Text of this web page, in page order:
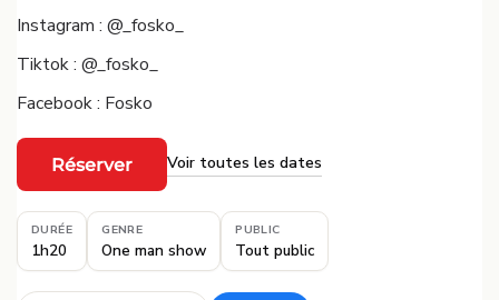
Instagram : @_fosko_
Tiktok : @_fosko_
Facebook : Fosko
Réserver Voir toutes les dates
DURÉE
1h20
GENRE
One man show
PUBLIC
Tout public